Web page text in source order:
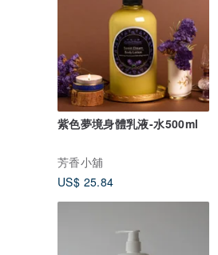
紫色夢境身體乳液-水500ml
芳香小舖
US$ 25.84